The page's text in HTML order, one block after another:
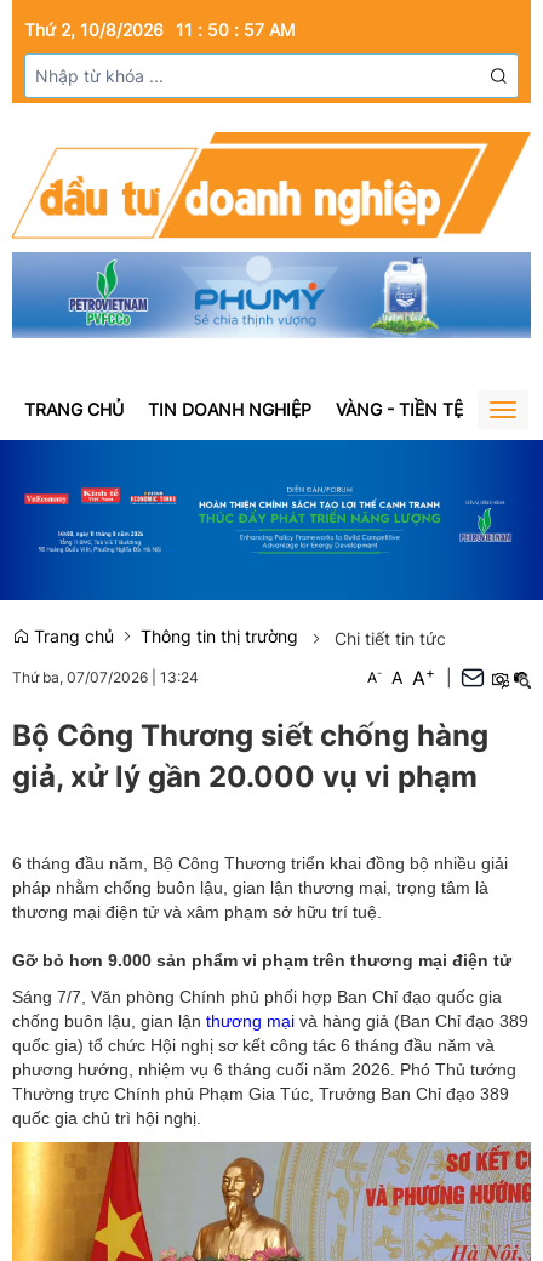
Thứ 2, 10/8/2026 11 : 50 : 58 AM
TRANG CHỦ TIN DOANH NGHIỆP VÀNG - TIỀN TỆ BẤT
Trang chủ Thông tin thị trường Chi tiết tin tức
Thứ ba, 07/07/2026 13:24 A- A A+
Bộ Công Thương siết chống hàng
giả, xử lý gần 20.000 vụ vi phạm
6 tháng đầu năm, Bộ Công Thương triển khai đồng bộ nhiều giải
pháp nhằm chống buôn lậu, gian lận thương mại, trọng tâm là
thương mại điện tử và xâm phạm sở hữu trí tuệ.
Gỡ bỏ hơn 9.000 sản phẩm vi phạm trên thương mại điện tử
Sáng 7/7, Văn phòng Chính phủ phối hợp Ban Chỉ đạo quốc gia
chống buôn lậu, gian lận thương mại và hàng giả (Ban Chỉ đạo 389
quốc gia) tổ chức Hội nghị sơ kết công tác 6 tháng đầu năm và
phương hướng, nhiệm vụ 6 tháng cuối năm 2026. Phó Thủ tướng
Thường trực Chính phủ Phạm Gia Túc, Trưởng Ban Chỉ đạo 389
quốc gia chủ trì hội nghị.